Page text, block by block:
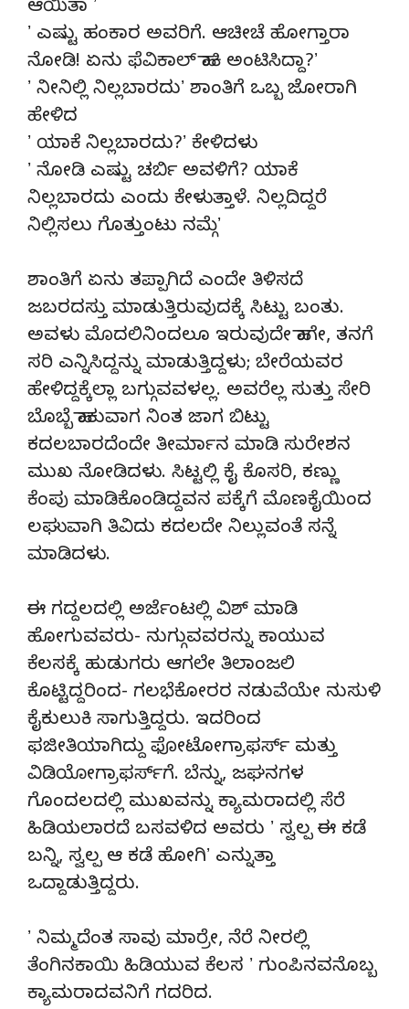
ಆಯಿತಾ ʼ
ʼ ಎಷ್ಟು ಹಂಕಾರ ಅವರಿಗೆ. ಆಚೀಚೆ ಹೋಗ್ತಾರಾ
ನೋಡಿ! ಏನು ಫೆವಿಕಾಲ್‌ ಹಾಕಿ ಅಂಟಿಸಿದ್ದಾ?ʼ
ʼ ನೀನಿಲ್ಲಿ ನಿಲ್ಲಬಾರದುʼ ಶಾಂತಿಗೆ ಒಬ್ಬ ಜೋರಾಗಿ
ಹೇಳಿದ
ʼ ಯಾಕೆ ನಿಲ್ಲಬಾರದು?ʼ ಕೇಳಿದಳು
ʼ ನೋಡಿ ಎಷ್ಟು ಚರ್ಬಿ ಅವಳಿಗೆ? ಯಾಕೆ
ನಿಲ್ಲಬಾರದು ಎಂದು ಕೇಳುತ್ತಾಳೆ. ನಿಲ್ಲದಿದ್ದರೆ
ನಿಲ್ಲಿಸಲು ಗೊತ್ತುಂಟು ನಮ್ಗೆʼ
ಶಾಂತಿಗೆ ಏನು ತಪ್ಪಾಗಿದೆ ಎಂದೇ ತಿಳಿಸದೆ
ಜಬರದಸ್ತು ಮಾಡುತ್ತಿರುವುದಕ್ಕೆ ಸಿಟ್ಟು ಬಂತು.
ಅವಳು ಮೊದಲಿನಿಂದಲೂ ಇರುವುದೇ ಹಾಗೇ, ತನಗೆ
ಸರಿ ಎನ್ನಿಸಿದ್ದನ್ನು ಮಾಡುತ್ತಿದ್ದಳು; ಬೇರೆಯವರ
ಹೇಳಿದ್ದಕ್ಕೆಲ್ಲಾ ಬಗ್ಗುವವಳಲ್ಲ. ಅವರೆಲ್ಲ ಸುತ್ತು ಸೇರಿ
ಬೊಬ್ಬೆ ಹಾಕುವಾಗ ನಿಂತ ಜಾಗ ಬಿಟ್ಟು
ಕದಲಬಾರದೆಂದೇ ತೀರ್ಮಾನ ಮಾಡಿ ಸುರೇಶನ
ಮುಖ ನೋಡಿದಳು. ಸಿಟ್ಟಲ್ಲಿ ಕೈ ಕೊಸರಿ, ಕಣ್ಣು
ಕೆಂಪು ಮಾಡಿಕೊಂಡಿದ್ದವನ ಪಕ್ಕೆಗೆ ಮೊಣಕೈಯಿಂದ
ಲಘುವಾಗಿ ತಿವಿದು ಕದಲದೇ ನಿಲ್ಲುವಂತೆ ಸನ್ನೆ
ಮಾಡಿದಳು.
ಈ ಗದ್ದಲದಲ್ಲಿ ಅರ್ಜೆಂಟಲ್ಲಿ ವಿಶ್ ಮಾಡಿ
ಹೋಗುವವರು- ನುಗ್ಗುವವರನ್ನು ಕಾಯುವ
ಕೆಲಸಕ್ಕೆ ಹುಡುಗರು ಆಗಲೇ ತಿಲಾಂಜಲಿ
ಕೊಟ್ಟಿದ್ದರಿಂದ- ಗಲಭೆಕೋರರ ನಡುವೆಯೇ ನುಸುಳಿ
ಕೈಕುಲುಕಿ ಸಾಗುತ್ತಿದ್ದರು. ಇದರಿಂದ
ಫಜೀತಿಯಾಗಿದ್ದು ಫೋಟೋಗ್ರಾಫರ್ಸ್ ಮತ್ತು
ವಿಡಿಯೋಗ್ರಾಫರ್ಸ್‌ಗೆ. ಬೆನ್ನು, ಜಘನಗಳ
ಗೊಂದಲದಲ್ಲಿ ಮುಖವನ್ನು ಕ್ಯಾಮರಾದಲ್ಲಿ ಸೆರೆ
ಹಿಡಿಯಲಾರದೆ ಬಸವಳಿದ ಅವರು ʼ ಸ್ವಲ್ಪ ಈ ಕಡೆ
ಬನ್ನಿ, ಸ್ವಲ್ಪ ಆ ಕಡೆ ಹೋಗಿʼ ಎನ್ನುತ್ತಾ
ಒದ್ದಾಡುತ್ತಿದ್ದರು.
ʼ ನಿಮ್ಮದೆಂತ ಸಾವು ಮಾರ್ರೇ, ನೆರೆ ನೀರಲ್ಲಿ
ತೆಂಗಿನಕಾಯಿ ಹಿಡಿಯುವ ಕೆಲಸ ʼ ಗುಂಪಿನವನೊಬ್ಬ
ಕ್ಯಾಮರಾದವನಿಗೆ ಗದರಿದ.